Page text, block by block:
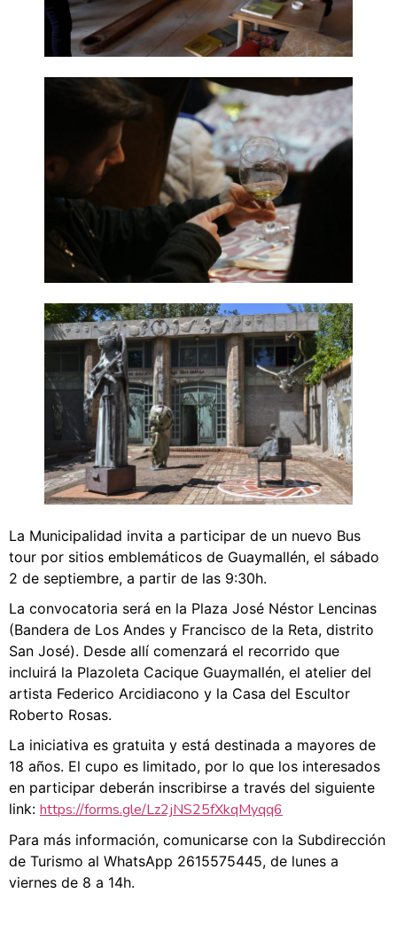
La Municipalidad invita a participar de un nuevo Bus
tour por sitios emblemáticos de Guaymallén, el sábado
2 de septiembre, a partir de las 9:30h.
La convocatoria será en la Plaza José Néstor Lencinas
(Bandera de Los Andes y Francisco de la Reta, distrito
San José). Desde allí comenzará el recorrido que
incluirá la Plazoleta Cacique Guaymallén, el atelier del
artista Federico Arcidiacono y la Casa del Escultor
Roberto Rosas.
La iniciativa es gratuita y está destinada a mayores de
18 años. El cupo es limitado, por lo que los interesados
en participar deberán inscribirse a través del siguiente
link: https://forms.gle/Lz2jNS25fXkqMyqq6
Para más información, comunicarse con la Subdirección
de Turismo al WhatsApp 2615575445, de lunes a
viernes de 8 a 14h.